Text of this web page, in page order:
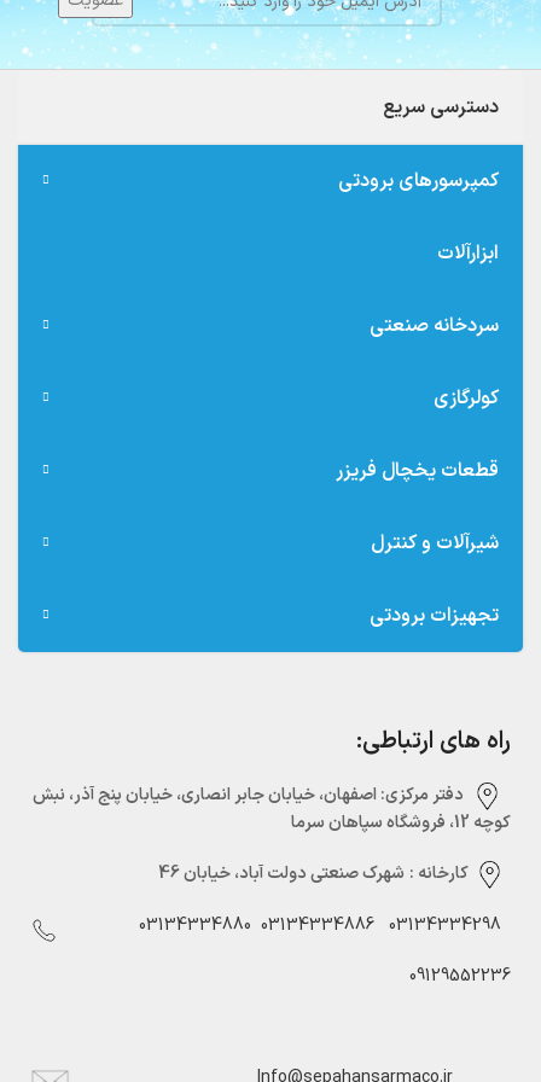
دسترسی سریع
کمپرسورهای برودتی
ابزارآلات
سردخانه صنعتی
کولرگازی
قطعات یخچال فریزر
شیرآلات و کنترل
تجهیزات برودتی
راه های ارتباطی:
دفتر مرکزی:‌ اصفهان، خیابان جابر انصاری، خیابان پنج آذر، نبش
کوچه 12، فروشگاه سپاهان سرما
کارخانه : شهرک صنعتی دولت آباد، خیابان 46
03134334298
03134334886
03134334880
09129552236